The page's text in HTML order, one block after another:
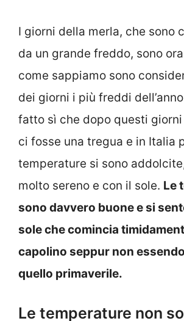
I giorni della merla, che sono
da un grande freddo, sono
come sappiamo sono
dei giorni i più freddi
fatto sì che dopo questi
ci fosse una tregua e in Italia
temperature si sono
molto sereno e con il sole. Le
sono davvero buone e si
sole che comincia
capolino seppur non
quello primaverile.
Le temperature non